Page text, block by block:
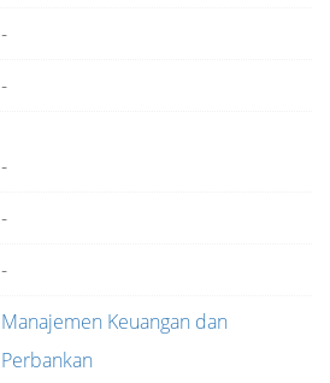
-
-
-
-
-
Manajemen Keuangan dan
Perbankan